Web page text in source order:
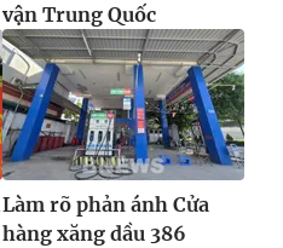
vận Trung Quốc
Làm rõ phản ánh Cửa
hàng xăng dầu 386